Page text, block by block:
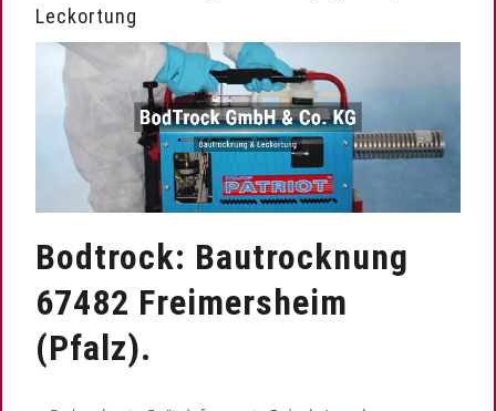
Leckortung
Bodtrock: Bautrocknung
67482 Freimersheim
(Pfalz).